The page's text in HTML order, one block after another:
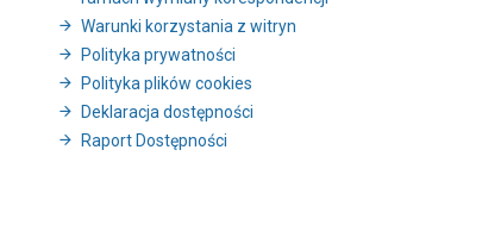
Warunki korzystania z witryn
Polityka prywatności
Polityka plików cookies
Deklaracja dostępności
Raport Dostępności